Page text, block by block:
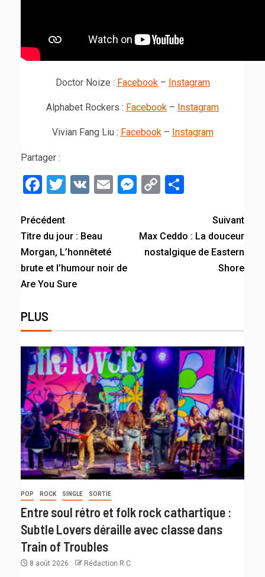
Doctor Noize : Facebook – Instagram
Alphabet Rockers : Facebook – Instagram
Vivian Fang Liu : Facebook – Instagram
Partager :
Facebook
Twitter
VK EmailMessenger
Copy
Précédent
Titre du jour : Beau
Morgan, L’honnêteté
brute et l’humour noir de
Are You Sure
Suivant
Max Ceddo : La douceur
nostalgique de Eastern
Shore
PLUS
POP ROCK SINGLE SORTIE
Entre soul rétro et folk rock cathartique :
Subtle Lovers déraille avec classe dans
Train of Troubles
8 août 2026 Rédaction R C